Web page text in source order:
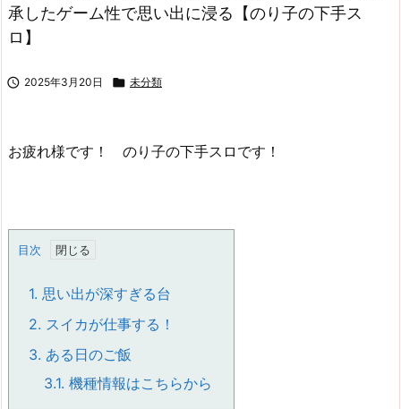
承したゲーム性で思い出に浸る【のり子の下手ス
ロ】
 2025年3月20日  未分類
お疲れ様です！ のり子の下手スロです！
目次
1. 思い出が深すぎる台
2. スイカが仕事する！
3. ある日のご飯
3.1. 機種情報はこちらから